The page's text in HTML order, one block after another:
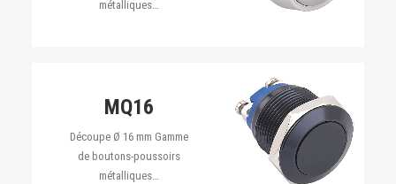
métalliques…
MQ16
Découpe Ø 16 mm Gamme
de boutons-poussoirs
métalliques…